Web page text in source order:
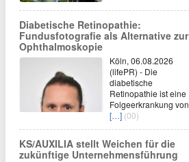
Diabetische Retinopathie:
Fundusfotografie als Alternative zur
Ophthalmoskopie
Köln, 06.08.2026
(lifePR) - Die
diabetische
Retinopathie ist eine
Folgeerkrankung von
[…] (00)
KS/AUXILIA stellt Weichen für die
zukünftige Unternehmensführung